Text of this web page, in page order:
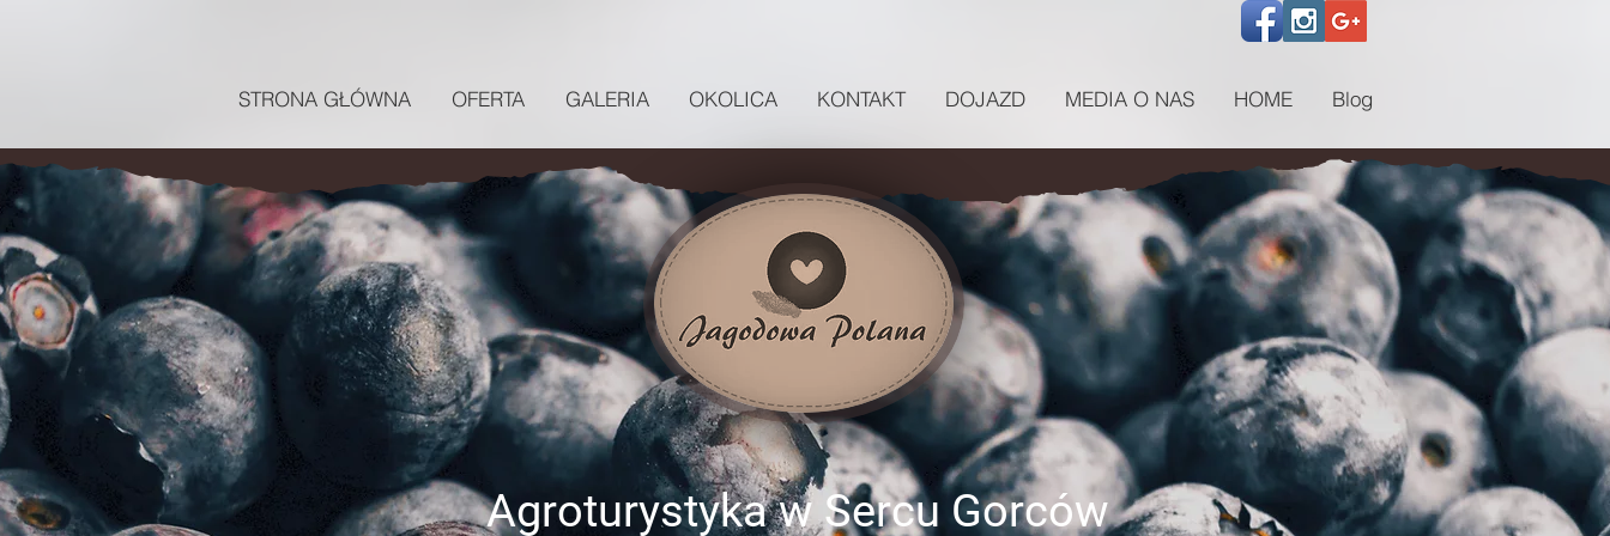
STRONA GŁÓWNA OFERTA GALERIA OKOLICA KONTAKT DOJAZD MEDIA O NAS HOME Blog
Agroturystyka w Sercu Gorców